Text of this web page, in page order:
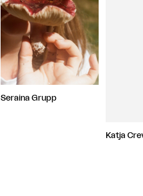
Seraina Grupp
Katja